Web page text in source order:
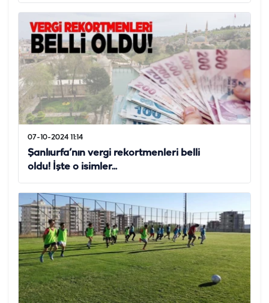
07-10-2024 11:14
Şanlıurfa’nın vergi rekortmenleri belli
oldu! İşte o isimler...